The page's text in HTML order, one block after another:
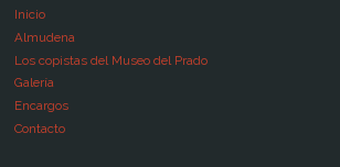
Inicio
Almudena
Los copistas del Museo del Prado
Galería
Encargos
Contacto